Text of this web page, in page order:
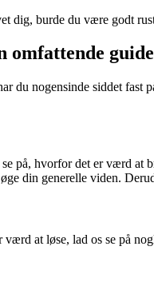
dig, burde du være godt
omfattende guide
du nogensinde siddet
på, hvorfor det er værd at
din generelle viden.
at løse, lad os se på